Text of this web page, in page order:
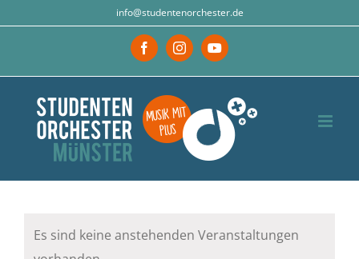
info@studentenorchester.de
FacebookInstagramYouTube
Es sind keine anstehenden Veranstaltungen